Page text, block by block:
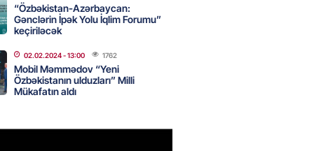
- 18:00 188
görə rüşvət alan vəzifəli
məhkəməsi BAŞLAYIR
“Özbəkistan-Azərbaycan:
Gənclərin İpək Yolu İqlim Forumu”
keçiriləcək
02.02.2024- 13:00 1762
Mobil Məmmədov “Yeni
Özbəkistanın ulduzları” Milli
Mükafatın aldı